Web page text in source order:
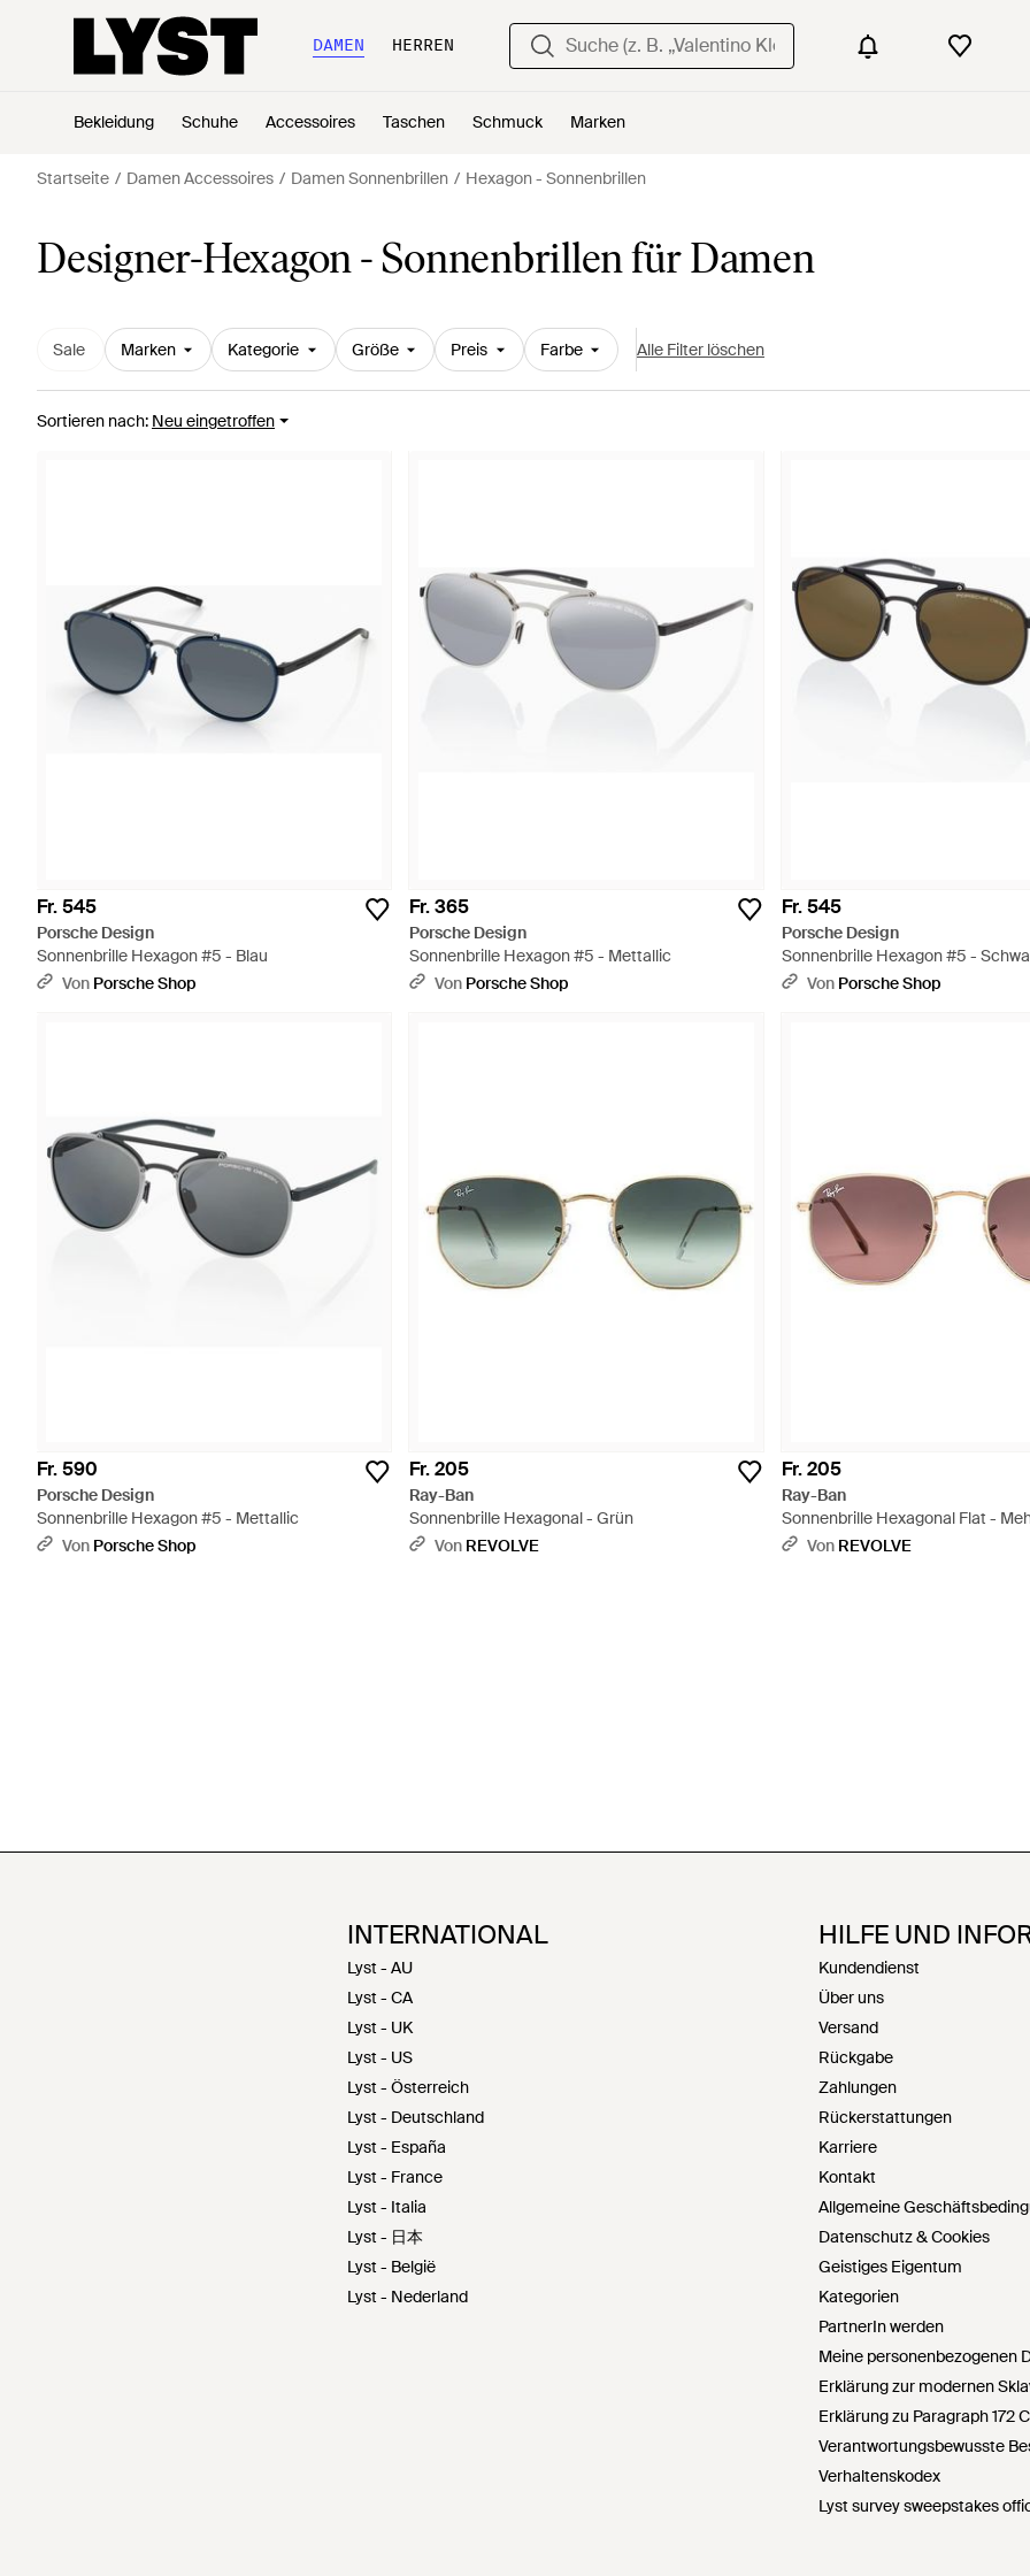
DAMEN HERREN
Bekleidung Schuhe Accessoires Taschen Schmuck Marken
Startseite Damen Accessoires Damen Sonnenbrillen Hexagon - Sonnenbrillen
Designer-Hexagon - Sonnenbrillen für Damen
Sale Marken Kategorie Größe Preis Farbe Alle Filter löschen
Sortieren nach: Neu eingetroffen
Fr. 545
Porsche Design
Sonnenbrille Hexagon #5 - Blau
Von Porsche Shop
Fr. 365
Porsche Design
Sonnenbrille Hexagon #5 - Mettallic
Von Porsche Shop
Fr. 545
Porsche Design
Sonnenbrille Hexagon #5 -
Von Porsche Shop
Fr. 590
Porsche Design
Sonnenbrille Hexagon #5 - Mettallic
Von Porsche Shop
Fr. 205
Ray-Ban
Sonnenbrille Hexagonal - Grün
Von REVOLVE
Fr. 205
Ray-Ban
Sonnenbrille Hexagonal Flat -
Von REVOLVE
INTERNATIONAL
Lyst - AU
Lyst - CA
Lyst - UK
Lyst - US
Lyst - Österreich
Lyst - Deutschland
Lyst - España
Lyst - France
Lyst - Italia
Lyst - 日本
Lyst - België
Lyst - Nederland
HILFE UND
Kundendienst
Über uns
Versand
Rückgabe
Zahlungen
Rückerstattungen
Karriere
Kontakt
Allgemeine
Datenschutz & Cookies
Geistiges Eigentum
Kategorien
PartnerIn werden
Meine personenbezogenen
Erklärung zur modernen
Erklärung zu Paragraph 172
Verantwortungsbewusste
Verhaltenskodex
Lyst survey sweepstakes